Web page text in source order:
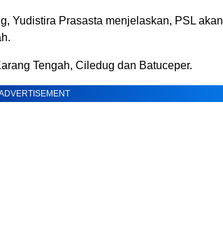
Yudistira Prasasta menjelaskan, PSL akan
Tengah, Ciledug dan Batuceper.